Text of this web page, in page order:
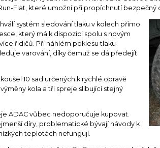
Flat, které umožní při propíchnutí bezpečný
systém sledování tlaku v kolech přímo
který má k dispozici spolu s novým
řidičů. Při náhlém poklesu tlaku
varování, díky čemuž se dá předejít
10 sad určených k rychlé opravě
kola a tři spreje slibující stejný
ADAC vůbec nedoporučuje kupovat.
díry, problematické bývají návody k
teplotách nefungují.